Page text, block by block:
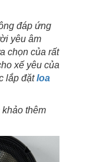
đáp ứng
yêu âm
chọn của rất
xế yêu của
lắp đặtloa
khảo thêm